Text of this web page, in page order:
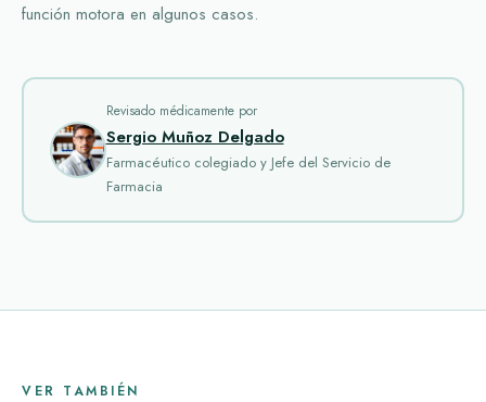
función motora en algunos casos.
Revisado médicamente por
Sergio Muñoz Delgado
Farmacéutico colegiado y Jefe del Servicio de
Farmacia
VER TAMBIÉN